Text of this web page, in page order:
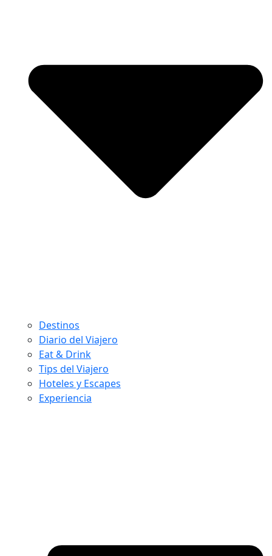
Destinos
Diario del Viajero
Eat & Drink
Tips del Viajero
Hoteles y Escapes
Experiencia